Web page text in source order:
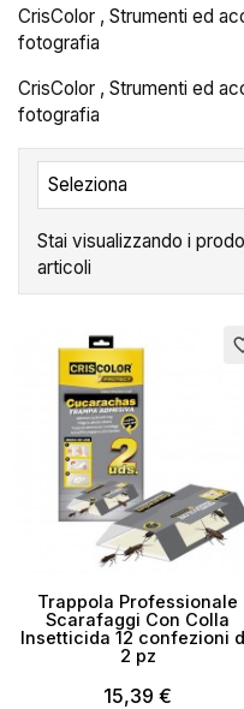
CrisColor , Strumenti ed
fotografia
CrisColor , Strumenti ed
fotografia
Seleziona
Stai visualizzando i
articoli
Trappola Professionale
Scarafaggi Con Colla
Insetticida 12 confezioni
2 pz
15,39 €